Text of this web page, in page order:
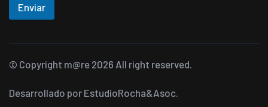
Enviar
© Copyright m@re 2026 All right reserved.
Desarrollado por EstudioRocha&Asoc.